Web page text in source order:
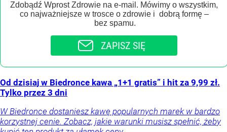
Zdobądź Wprost Zdrowie na e-mail. Mówimy o wszystkim,
co najważniejsze w trosce o zdrowie i dobrą formę –
bez spamu.
ZAPISZ SIĘ
Od dzisiaj w Biedronce kawa „1+1 gratis” i hit za 9,99 zł.
Tylko przez 3 dni
W Biedronce dostaniesz kawę popularnych marek w bardzo
korzystnej cenie. Zobacz, jakie warunki musisz spełnić, żeby